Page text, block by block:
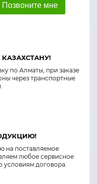
Позвоните мне
по Алматы, при заказе
через транспортные
на поставляемое
любое сервисное
условиям договора.